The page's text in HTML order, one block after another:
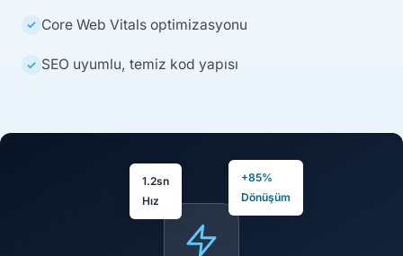
Core Web Vitals optimizasyonu
SEO uyumlu, temiz kod yapısı
1.2sn
Hız
+85%
Dönüşüm